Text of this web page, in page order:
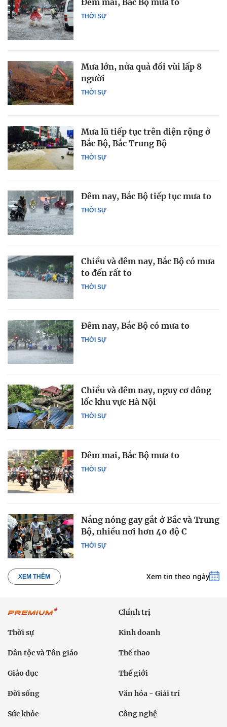
THỜI SỰ
THỜI SỰ
Mưa lớn, nửa quả đồi vùi lấp 8
người
THỜI SỰ
Mưa lũ tiếp tục trên diện rộng ở
Bắc Bộ, Bắc Trung Bộ
THỜI SỰ
Đêm nay, Bắc Bộ tiếp tục mưa to
THỜI SỰ
Chiều và đêm nay, Bắc Bộ có mưa
to đến rất to
THỜI SỰ
Đêm nay, Bắc Bộ có mưa to
THỜI SỰ
Chiều và đêm nay, nguy cơ dông
lốc khu vực Hà Nội
THỜI SỰ
Đêm mai, Bắc Bộ mưa to
THỜI SỰ
Nắng nóng gay gắt ở Bắc và Trung
Bộ, nhiều nơi hơn 40 độ C
XEM THÊM Xem tin theo ngày
Chính trị
Thời sự Kinh doanh
Dân tộc và Tôn giáo Thể thao
Giáo dục Thế giới
Đời sống Văn hóa - Giải trí
Sức khỏe Công nghệ